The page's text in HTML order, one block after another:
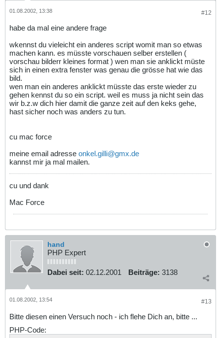
#12
01.08.2002, 13:38
habe da mal eine andere frage
wkennst du vieleicht ein anderes script womit man so etwas
machen kann. es müsste vorschauen selber erstellen (
vorschau bilderr kleines format ) wen man sie anklickt müste
sich in einen extra fenster was genau die grösse hat wie das
bild.
wen man ein anderes anklickt müsste das erste wieder zu
gehen kennst du so ein script. weil es muss ja nicht sein das
wir b.z.w dich hier damit die ganze zeit auf den keks gehe,
hast sicher noch was anders zu tun.
cu mac force
meine email adresse onkel.gilli@gmx.de
kannst mir ja mal mailen.
cu und dank
Mac Force
hand
PHP Expert
Dabei seit: 02.12.2001 Beiträge: 3138
#13
01.08.2002, 13:54
Bitte diesen einen Versuch noch - ich flehe Dich an, bitte ...
PHP-Code: